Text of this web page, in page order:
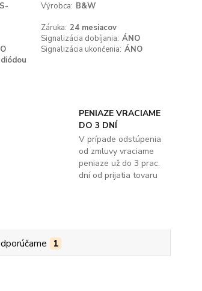
Výrobca: B&W
Záruka: 24 mesiacov
Signalizácia dobíjania: ÁNO
Signalizácia ukončenia: ÁNO
PENIAZE VRACIAME
DO 3 DNÍ
V prípade odstúpenia
od zmluvy vraciame
peniaze už do 3 prac.
dní od prijatia tovaru
1